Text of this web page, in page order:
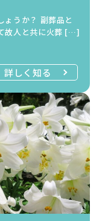
ょうか？ 副葬品と
故人と共に火葬 […]
詳しく知る